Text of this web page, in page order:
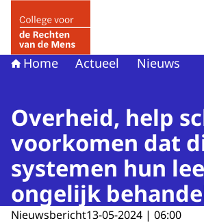
Home Actueel Nieuws
Overheid, help
voorkomen dat
systemen hun
ongelijk
Nieuwsbericht13-05-2024 | 06:00